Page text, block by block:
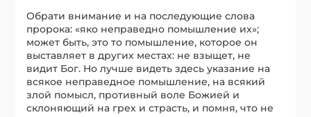
Обрати внимание и на последующие слова
пророка: «яко неправедно помышление их»;
может быть, это то помышление, которое он
выставляет в других местах: не взыщет, не
видит Бог. Но лучше видеть здесь указание на
всякое неправедное помышление, на всякий
злой помысл, противный воле Божией и
склоняющий на грех и страсть, и помня, что не